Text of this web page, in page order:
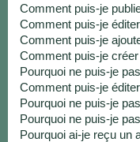
Comment puis-je
Comment puis-je
Comment puis-je
Comment puis-je
Pourquoi ne puis-je
Comment puis-je
Pourquoi ne puis-je
Pourquoi ne puis-je
Pourquoi ai-je reçu un